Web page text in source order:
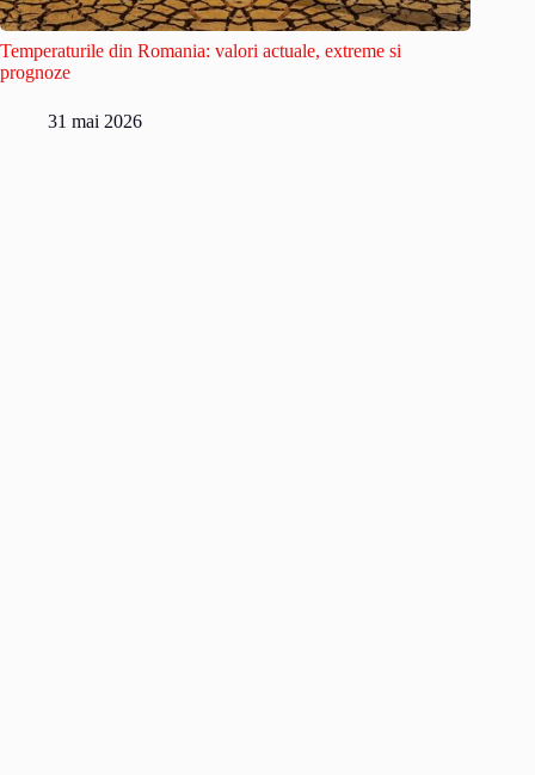
Temperaturile din Romania: valori actuale, extreme si
prognoze
31 mai 2026